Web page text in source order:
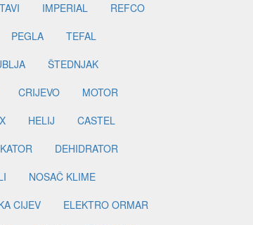
IMPERIAL
REFCO
PEGLA
TEFAL
ŠTEDNJAK
CRIJEVO
MOTOR
HELIJ
CASTEL
DEHIDRATOR
NOSAČ KLIME
CIJEV
ELEKTRO ORMAR